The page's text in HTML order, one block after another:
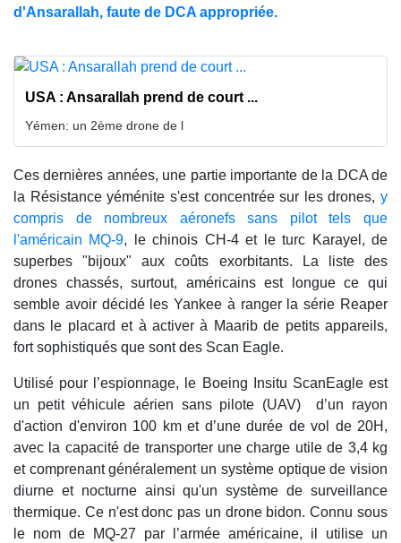
d'Ansarallah, faute de DCA appropriée.
USA : Ansarallah prend de court ...
Yémen: un 2ème drone de l
Ces dernières années, une partie importante de la DCA de
la Résistance yéménite s'est concentrée sur les drones, y
compris de nombreux aéronefs sans pilot tels que
l'américain MQ-9, le chinois CH-4 et le turc Karayel, de
superbes "bijoux" aux coûts exorbitants. La liste des
drones chassés, surtout, américains est longue ce qui
semble avoir décidé les Yankee à ranger la série Reaper
dans le placard et à activer à Maarib de petits appareils,
fort sophistiqués que sont des Scan Eagle.
Utilisé pour l’espionnage, le Boeing Insitu ScanEagle est
un petit véhicule aérien sans pilote (UAV) d’un rayon
d'action d'environ 100 km et d’une durée de vol de 20H,
avec la capacité de transporter une charge utile de 3,4 kg
et comprenant généralement un système optique de vision
diurne et nocturne ainsi qu'un système de surveillance
thermique. Ce n'est donc pas un drone bidon. Connu sous
le nom de MQ-27 par l’armée américaine, il utilise un